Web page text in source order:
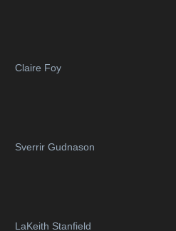
Claire Foy
Sverrir Gudnason
LaKeith Stanfield